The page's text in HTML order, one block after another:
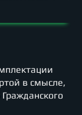
в смысле,